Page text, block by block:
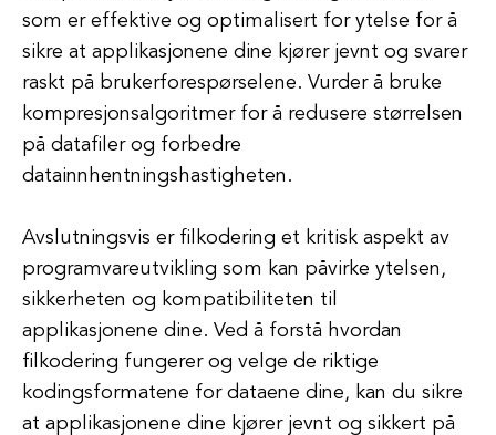
som er effektive og optimalisert for ytelse for å
sikre at applikasjonene dine kjører jevnt og svarer
raskt på brukerforespørselene. Vurder å bruke
kompresjonsalgoritmer for å redusere størrelsen
på datafiler og forbedre
datainnhentningshastigheten.
Avslutningsvis er filkodering et kritisk aspekt av
programvareutvikling som kan påvirke ytelsen,
sikkerheten og kompatibiliteten til
applikasjonene dine. Ved å forstå hvordan
filkodering fungerer og velge de riktige
kodingsformatene for dataene dine, kan du sikre
at applikasjonene dine kjører jevnt og sikkert på